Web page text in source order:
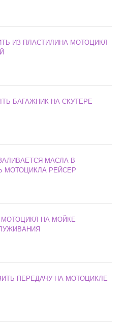
ИЗ ПЛАСТИЛИНА МОТОЦИКЛ
БАГАЖНИК НА СКУТЕРЕ
МАСЛА В
МОТОЦИКЛА РЕЙСЕР
НА МОЙКЕ
ПЕРЕДАЧУ НА МОТОЦИКЛЕ